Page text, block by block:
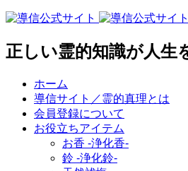
正しい霊的知識が人生
ホーム
導信サイト／霊的真理とは
会員登録について
お役立ちアイテム
お香 ‐浄化香‐
鈴 ‐浄化鈴‐